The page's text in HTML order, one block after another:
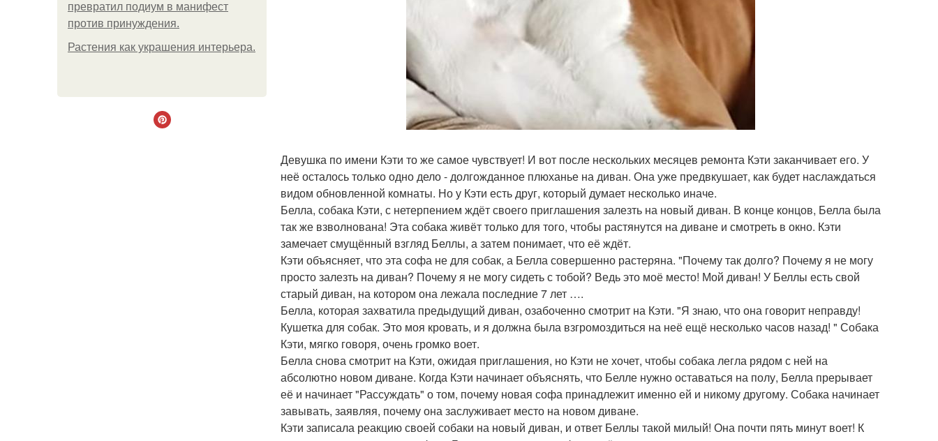
превратил подиум в манифест
против принуждения.
Растения как украшения интерьера.
Девушка по имени Кэти то же самое чувствует! И вот после нескольких месяцев ремонта Кэти заканчивает его. У
неё осталось только одно дело - долгожданное плюханье на диван. Она уже предвкушает, как будет наслаждаться
видом обновленной комнаты. Но у Кэти есть друг, который думает несколько иначе.
Белла, собака Кэти, с нетерпением ждёт своего приглашения залезть на новый диван. В конце концов, Белла была
так же взволнована! Эта собака живёт только для того, чтобы растянутся на диване и смотреть в окно. Кэти
замечает смущённый взгляд Беллы, а затем понимает, что её ждёт.
Кэти объясняет, что эта софа не для собак, а Белла совершенно растеряна. "Почему так долго? Почему я не могу
просто залезть на диван? Почему я не могу сидеть с тобой? Ведь это моё место! Мой диван! У Беллы есть свой
старый диван, на котором она лежала последние 7 лет ….
Белла, которая захватила предыдущий диван, озабоченно смотрит на Кэти. "Я знаю, что она говорит неправду!
Кушетка для собак. Это моя кровать, и я должна была взгромоздиться на неё ещё несколько часов назад! " Собака
Кэти, мягко говоря, очень громко воет.
Белла снова смотрит на Кэти, ожидая приглашения, но Кэти не хочет, чтобы собака легла рядом с ней на
абсолютно новом диване. Когда Кэти начинает объяснять, что Белле нужно оставаться на полу, Белла прерывает
её и начинает "Рассуждать" о том, почему новая софа принадлежит именно ей и никому другому. Собака начинает
завывать, заявляя, почему она заслуживает место на новом диване.
Кэти записала реакцию своей собаки на новый диван, и ответ Беллы такой милый! Она почти пять минут воет! К